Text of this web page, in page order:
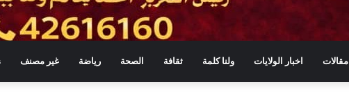
مقالات اخبار الولايات ولنا كلمة ثقافة الصحة رياضة غير مصنف